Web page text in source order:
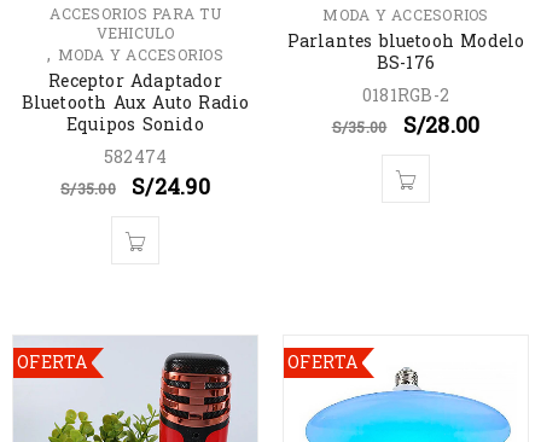
ACCESORIOS PARA TU
VEHICULO
, MODA Y ACCESORIOS
Receptor Adaptador
Bluetooth Aux Auto Radio
Equipos Sonido
582474
S/35.00 S/24.90
MODA Y ACCESORIOS
Parlantes bluetooh Modelo
BS-176
0181RGB-2
S/35.00 S/28.00
OFERTA OFERTA